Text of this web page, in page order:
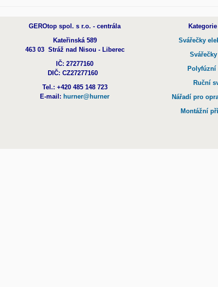
GEROtop spol. s r.o. - centrála
Kateřinská 589
463 03 Stráž nad Nisou - Liberec
IČ: 27277160
DIČ: CZ27277160
Tel.: +420 485 148 723
E-mail: hurner@hurner
Svářečky
Polyfúzní
Ruční
Nářadí pro
Montážní